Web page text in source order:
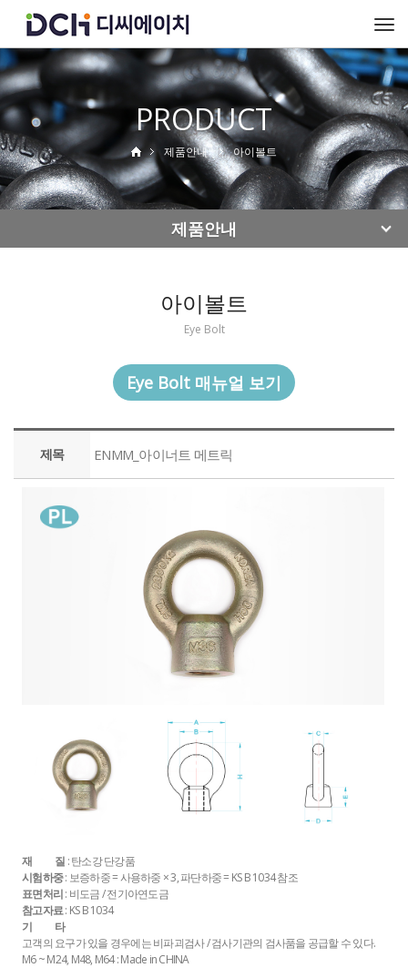
PRODUCT
제품안내 아이볼트
제품안내
아이볼트
Eye Bolt
Eye Bolt 매뉴얼 보기
제목 ENMM_아이너트 메트릭
재 질 : 탄소강 단강품
시험하중: 보증하중 = 사용하중 × 3, 파단하중 = KS B 1034 참조
표면처리: 비도금 / 전기아연도금
참고자료: KS B 1034
기 타
고객의 요구가 있을 경우에는 비파괴검사 / 검사기관의 검사품을 공급할 수 있다.
M6 ~ M24, M48, M64 : Made in CHINA